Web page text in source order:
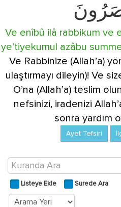
Ve enîbû ilâ rabbikum ve
ye’tiyekumul azâbu
Ve Rabbinize (Allah’a)
ulaştırmayı dileyin)! Ve
O’na (Allah’a) teslim
nefsinizi, iradenizi
sonra yardım
Ayet Tefsiri
Listeye Ekle Surede Ara